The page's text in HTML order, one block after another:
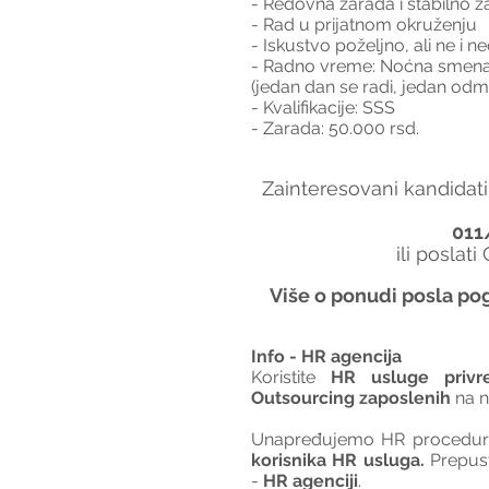
- Rad u prijatnom okruženju
- Iskustvo poželjno, ali ne i
- Radno vreme: Noćna
(jedan dan se radi, jedan
- Kvalifikacije: SSS
- Zarada: 50.000 rsd.
Zainteresovani
ili poslati
Više o ponudi posla
Info - HR agencija
Koristite HR usluge
Outsourcing zaposlenih na
Unapređujemo HR
korisnika HR usluga.
- HR agenciji.